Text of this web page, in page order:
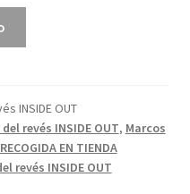
INSIDE OUT
revés INSIDE OUT, Marcos
EN TIENDA
revés INSIDE OUT